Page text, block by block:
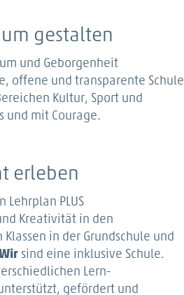
gestalten
und Geborgenheit
offene und transparente Schule
Kultur, Sport und
und mit Courage.
erleben
PLUS
Kreativität in den
in der Grundschule und
sind eine inklusive Schule.
Lern-
gefördert und